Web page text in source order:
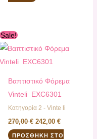
Sale!
Βαπτιστικό Φόρεμα
Vinteli EXC6301
Κατηγορία 2 - Vinte li
270,00€
was:
242,00 €
τιμή
ΠΡΟΣΘΉΚΗ ΣΤΟ